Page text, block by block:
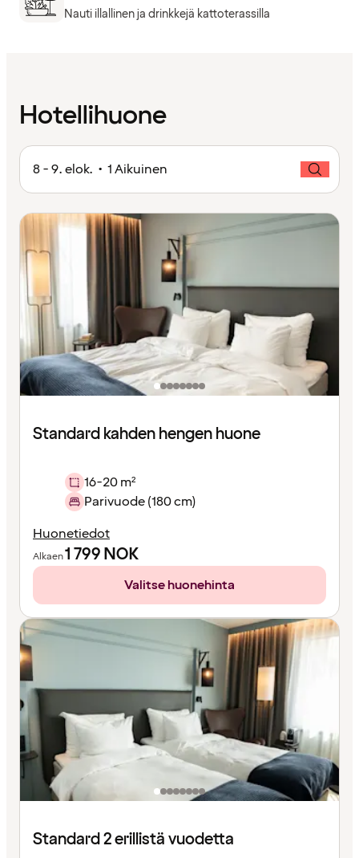
Nauti illallinen ja drinkkejä kattoterassilla
Hotellihuone
8 - 9. elok. • 1 Aikuinen
Standard kahden hengen huone
16-20 m²
Parivuode (180 cm)
Huonetiedot
Alkaen1 799NOK
Valitse huonehinta
Standard 2 erillistä vuodetta